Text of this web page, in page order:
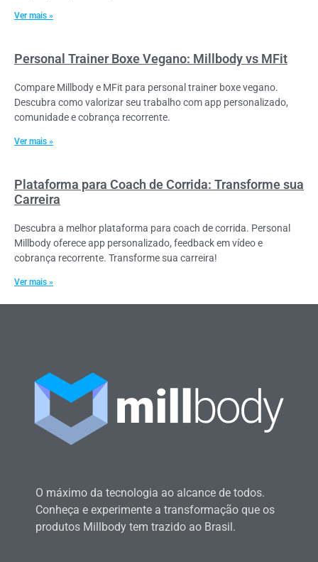
Ver mais »
Personal Trainer Boxe Vegano: Millbody vs MFit
Compare Millbody e MFit para personal trainer boxe vegano.
Descubra como valorizar seu trabalho com app personalizado,
comunidade e cobrança recorrente.
Ver mais »
Plataforma para Coach de Corrida: Transforme sua
Carreira
Descubra a melhor plataforma para coach de corrida. Personal
Millbody oferece app personalizado, feedback em vídeo e
cobrança recorrente. Transforme sua carreira!
Ver mais »
O máximo da tecnologia ao alcance de todos.
Conheça e experimente a transformação que os
produtos Millbody tem trazido ao Brasil.